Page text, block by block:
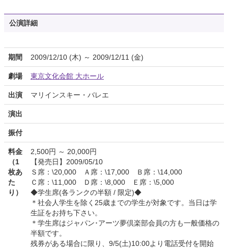
公演詳細
期間 2009/12/10 (木) ～ 2009/12/11 (金)
劇場 東京文化会館 大ホール
出演 マリインスキー・バレエ
演出
振付
料金
（1
枚あ
た
り）
2,500円 ～ 20,000円
【発売日】2009/05/10
Ｓ席：\20,000 Ａ席：\17,000 Ｂ席：\14,000
Ｃ席：\11,000 Ｄ席：\8,000 Ｅ席：\5,000
◆学生席(各ランクの半額 / 限定)◆
＊社会人学生を除く25歳までの学生が対象です。当日は学
生証をお持ち下さい。
＊学生席はジャパン･アーツ夢倶楽部会員の方も一般価格の
半額です。
残券がある場合に限り、9/5(土)10:00より電話受付を開始